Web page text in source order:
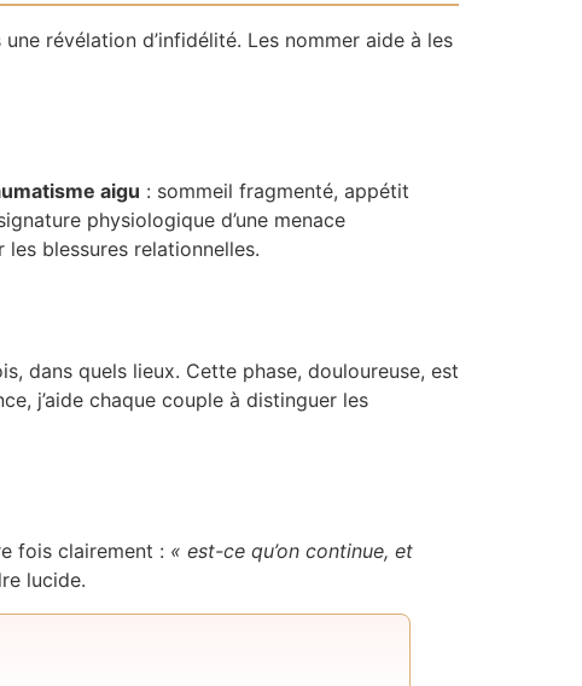
révélation d’infidélité. Les nommer aide à les
aigu : sommeil fragmenté, appétit
physiologique d’une menace
les blessures relationnelles.
dans quels lieux. Cette phase, douloureuse, est
j’aide chaque couple à distinguer les
fois clairement : « est-ce qu’on continue, et
lucide.